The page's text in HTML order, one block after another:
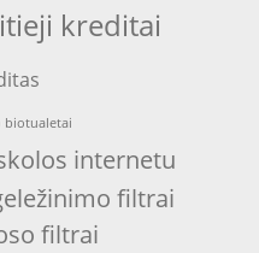
kreditai
biotualetai
internetu
filtrai
filtrai